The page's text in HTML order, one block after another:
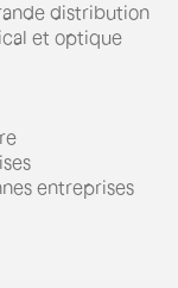
distribution
et optique
entreprises